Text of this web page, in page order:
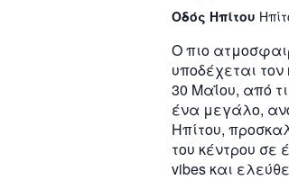
Οδός Ηπίτου
O πιο
υποδέχεται
30 Μαΐου, από
ένα μεγάλο,
Ηπίτου,
του κέντρου σε
vibes και